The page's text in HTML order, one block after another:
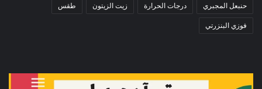
حنبعل المجبري درجات الحرارة زيت الزيتون طقس
فوزي البنزرتي